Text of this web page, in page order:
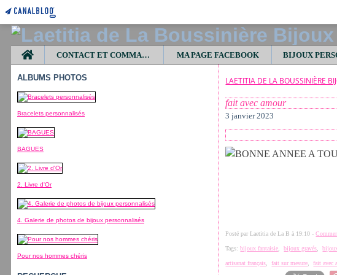
Home
CONTACT ET COMMANDES MA PAGE FACEBOOK
ALBUMS PHOTOS
Bracelets personnalisés
BAGUES
2. Livre d'Or
4. Galerie de photos de bijoux personnalisés
Pour nos hommes chéris
LAETITIA DE LA BOUSSINIÈRE
fait avec amour
3 janvier 2023
Posté par Laetitia de La B à 19:10 -
Tags:bijoux fantaisie ,bijoux gravés ,
artisanat français ,fait sur mesure ,fait avec